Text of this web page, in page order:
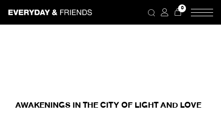
0
AWAKENINGS IN THE CITY OF LIGHT AND LOVE